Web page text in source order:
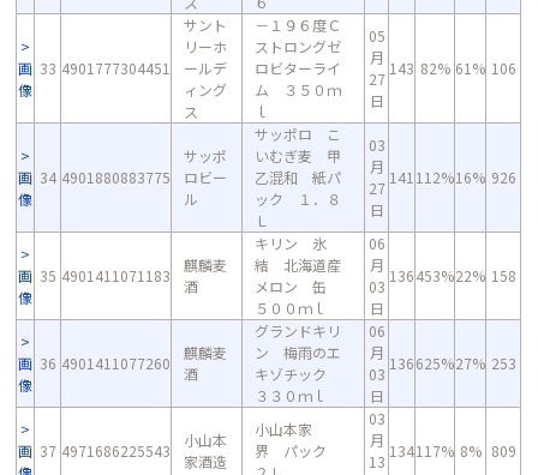
画
像
33 4901777304451
サント
リーホ
ールデ
ィング
ス
－１９６度Ｃ
ストロングゼ
ロビターライ
ム ３５０ｍ
ｌ
05
月
27
日
143 82% 61% 106
画
像
34 4901880883775
サッポ
ロビー
ル
サッポロ こ
いむぎ麦 甲
乙混和 紙パ
ック １．８
Ｌ
03
月
27
日
141 112%16% 926
画
像
35 4901411071183
麒麟麦
酒
キリン 氷
結 北海道産
メロン 缶
５００ｍｌ
06
月
03
日
136453%22% 158
画
像
36 4901411077260
麒麟麦
酒
グランドキリ
ン 梅雨のエ
キゾチック
３３０ｍｌ
06
月
03
日
136625%27% 253
画 37 4971686225543
小山本
家酒造
小山本家
界 パック
03
月
13
134117% 8% 809